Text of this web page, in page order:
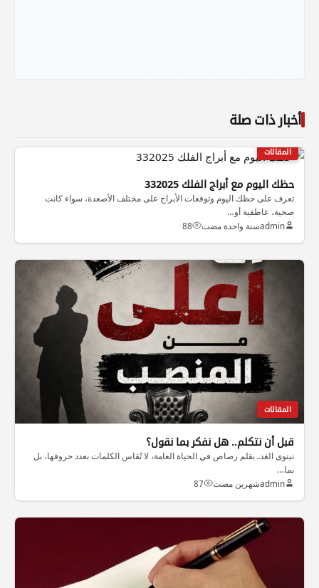
أخبار ذات صلة
المقالات
حظك اليوم مع أبراج الفلك 332025
تعرف على حظك اليوم وتوقعات الأبراج على مختلف الأصعدة، سواء كانت
صحية، عاطفية أو…
adminسنة واحدة مضت 88
المقالات
قبل أن نتكلم.. هل نفكر بما نقول؟
نينوى الغدـ بقلم رصاص في الحياة العامة، لا تُقاس الكلمات بعدد حروفها، بل
بما…
adminشهرين مضت 87